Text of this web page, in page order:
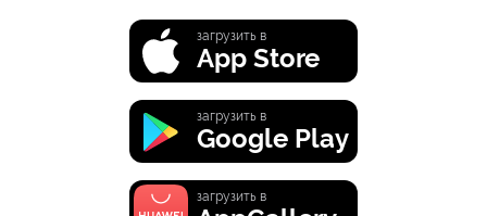
загрузить в
App Store
загрузить в
Google Play
загрузить в